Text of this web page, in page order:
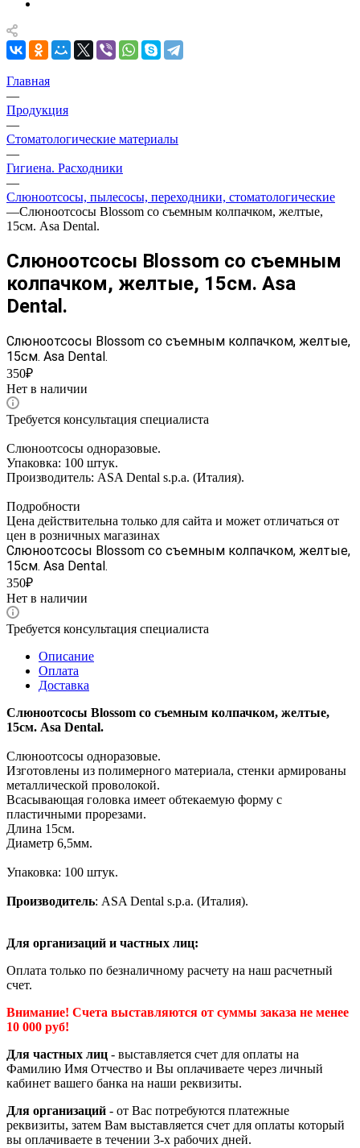
Главная
—
Продукция
—
Стоматологические материалы
—
Гигиена. Расходники
—
Слюноотсосы, пылесосы, переходники, стоматологические
—Слюноотсосы Blossom со съемным колпачком, желтые,
15см. Asa Dental.
Слюноотсосы Blossom со съемным
колпачком, желтые, 15см. Asa
Dental.
Слюноотсосы Blossom со съемным колпачком, желтые,
15см. Asa Dental.
350₽
Нет в наличии
Требуется консультация специалиста
Слюноотсосы одноразовые.
Упаковка: 100 штук.
Производитель: ASA Dental s.p.a. (Италия).
Подробности
Цена действительна только для сайта и может отличаться от
цен в розничных магазинах
Слюноотсосы Blossom со съемным колпачком, желтые,
15см. Asa Dental.
350₽
Нет в наличии
Требуется консультация специалиста
Описание
Оплата
Доставка
Слюноотсосы Blossom со съемным колпачком, желтые,
15см. Asa Dental.
Слюноотсосы одноразовые.
Изготовлены из полимерного материала, стенки армированы
металлической проволокой.
Всасывающая головка имеет обтекаемую форму с
пластичными прорезами.
Длина 15см.
Диаметр 6,5мм.
Упаковка: 100 штук.
Производитель: ASA Dental s.p.a. (Италия).
Для организаций и частных лиц:
Оплата только по безналичному расчету на наш расчетный
счет.
Внимание! Счета выставляются от суммы заказа не менее
10 000 руб!
Для частных лиц - выставляется счет для оплаты на
Фамилию Имя Отчество и Вы оплачиваете через личный
кабинет вашего банка на наши реквизиты.
Для организаций - от Вас потребуются платежные
реквизиты, затем Вам выставляется счет для оплаты который
вы оплачиваете в течении 3-х рабочих дней.